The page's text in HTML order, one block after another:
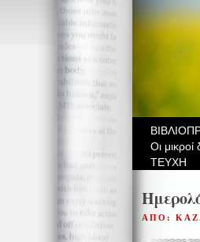
Οι
ΤΕΥΧΗ
ΑΠΟ: